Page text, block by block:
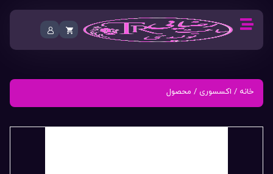
خانه / اکسسوری / محصول